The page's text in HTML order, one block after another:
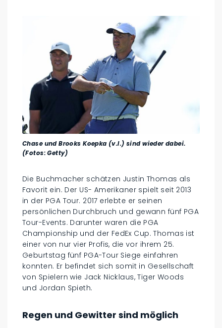
Chase und Brooks Koepka (v.l.) sind wieder dabei.
(Fotos: Getty)
Die Buchmacher schätzen Justin Thomas als
Favorit ein. Der US- Amerikaner spielt seit 2013
in der PGA Tour. 2017 erlebte er seinen
persönlichen Durchbruch und gewann fünf PGA
Tour-Events. Darunter waren die PGA
Championship und der FedEx Cup. Thomas ist
einer von nur vier Profis, die vor ihrem 25.
Geburtstag fünf PGA-Tour Siege einfahren
konnten. Er befindet sich somit in Gesellschaft
von Spielern wie Jack Nicklaus, Tiger Woods
und Jordan Spieth.
Regen und Gewitter sind möglich